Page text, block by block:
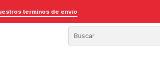
terminos de envío